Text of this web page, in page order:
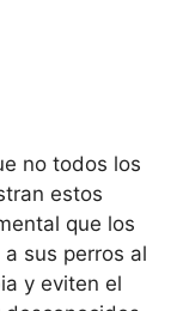
no todos los
estos
que los
sus perros al
y eviten el